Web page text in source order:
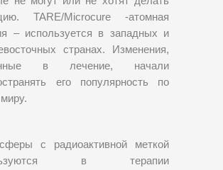
TARE/Microcure -атомная
– используется в западных и
странах. Изменения,
в лечение, начали
его популярность по
с радиоактивной меткой
в терапии